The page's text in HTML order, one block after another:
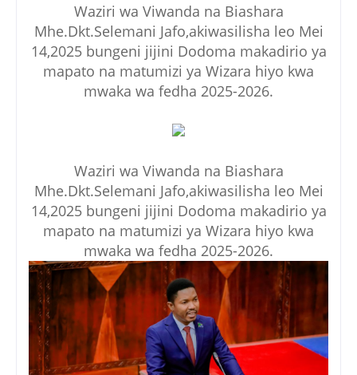
Waziri wa Viwanda na Biashara
Mhe.Dkt.Selemani Jafo,akiwasilisha leo Mei
14,2025 bungeni jijini Dodoma makadirio ya
mapato na matumizi ya Wizara hiyo kwa
mwaka wa fedha 2025-2026.
Waziri wa Viwanda na Biashara
Mhe.Dkt.Selemani Jafo,akiwasilisha leo Mei
14,2025 bungeni jijini Dodoma makadirio ya
mapato na matumizi ya Wizara hiyo kwa
mwaka wa fedha 2025-2026.